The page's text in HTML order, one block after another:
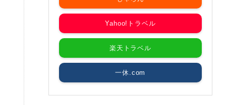
Yahoo!トラベル
楽天トラベル
一休.com